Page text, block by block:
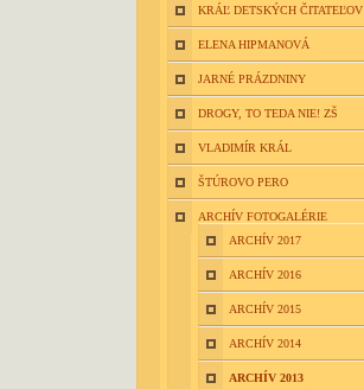
KRÁĽ DETSKÝCH ČITATEĽOV
ELENA HIPMANOVÁ
JARNÉ PRÁZDNINY
DROGY, TO TEDA NIE! ZŠ
VLADIMÍR KRÁL
ŠTÚROVO PERO
ARCHÍV FOTOGALÉRIE
ARCHÍV 2017
ARCHÍV 2016
ARCHÍV 2015
ARCHÍV 2014
ARCHÍV 2013